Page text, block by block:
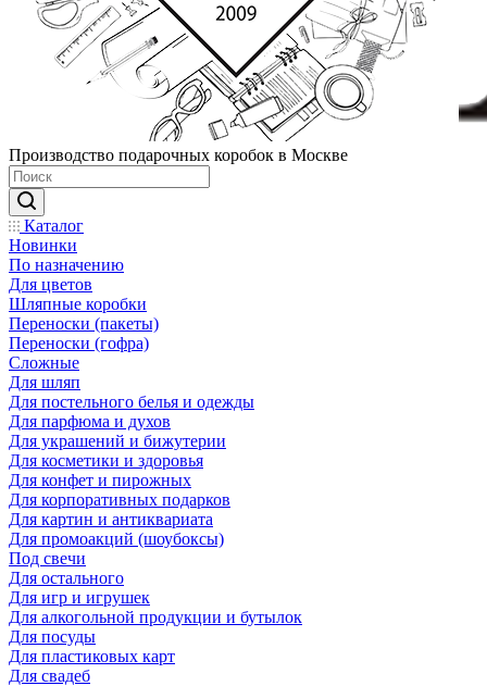
Производство подарочных коробок в Москве
Каталог
Новинки
По назначению
Для цветов
Шляпные коробки
Переноски (пакеты)
Переноски (гофра)
Сложные
Для шляп
Для постельного белья и одежды
Для парфюма и духов
Для украшений и бижутерии
Для косметики и здоровья
Для конфет и пирожных
Для корпоративных подарков
Для картин и антиквариата
Для промоакций (шоубоксы)
Под свечи
Для остального
Для игр и игрушек
Для алкогольной продукции и бутылок
Для посуды
Для пластиковых карт
Для свадеб